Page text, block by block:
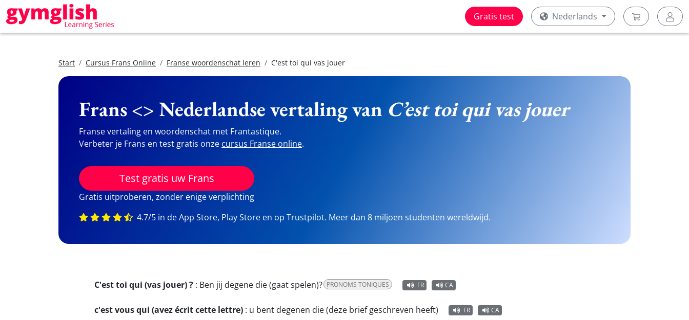
Gratis test Nederlands
Start Cursus Frans Online Franse woordenschat leren C'est toi qui vas jouer
Frans <> Nederlandse vertaling van C’est toi qui vas jouer
Franse vertaling en woordenschat met Frantastique.
Verbeter je Frans en test gratis onze cursus Franse online.
Test gratis uw Frans
Gratis uitproberen, zonder enige verplichting
4.7/5 in de App Store, Play Store en op Trustpilot. Meer dan 8 miljoen studenten wereldwijd.
C'est toi qui (vas jouer) ? : Ben jij degene die (gaat spelen)? PRONOMS TONIQUES FR CA
c'est vous qui (avez écrit cette lettre) : u bent degenen die (deze brief geschreven heeft) FR CA